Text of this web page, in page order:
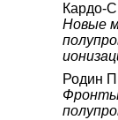
Кардо-
Новые
Родин
Фронты